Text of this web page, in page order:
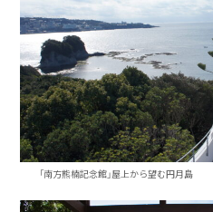
「南方熊楠記念館」屋上から望む円月島